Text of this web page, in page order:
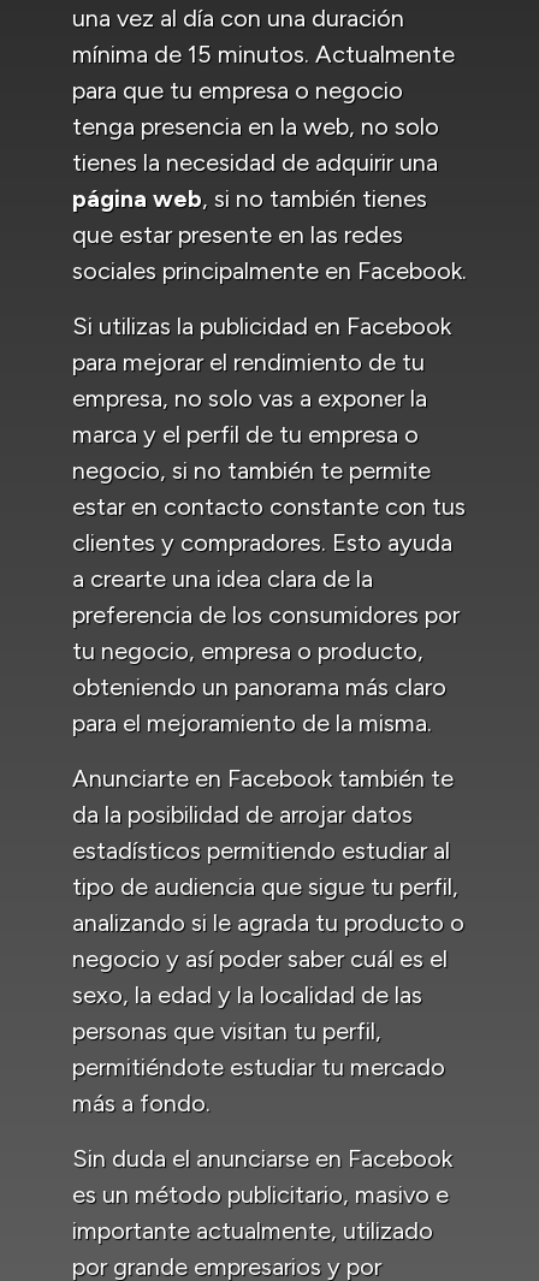
una vez al día con una duración
mínima de 15 minutos. Actualmente
para que tu empresa o negocio
tenga presencia en la web, no solo
tienes la necesidad de adquirir una
página web, si no también tienes
que estar presente en las redes
sociales principalmente en Facebook.
Si utilizas la publicidad en Facebook
para mejorar el rendimiento de tu
empresa, no solo vas a exponer la
marca y el perfil de tu empresa o
negocio, si no también te permite
estar en contacto constante con tus
clientes y compradores. Esto ayuda
a crearte una idea clara de la
preferencia de los consumidores por
tu negocio, empresa o producto,
obteniendo un panorama más claro
para el mejoramiento de la misma.
Anunciarte en Facebook también te
da la posibilidad de arrojar datos
estadísticos permitiendo estudiar al
tipo de audiencia que sigue tu perfil,
analizando si le agrada tu producto o
negocio y así poder saber cuál es el
sexo, la edad y la localidad de las
personas que visitan tu perfil,
permitiéndote estudiar tu mercado
más a fondo.
Sin duda el anunciarse en Facebook
es un método publicitario, masivo e
importante actualmente, utilizado
por grande empresarios y por